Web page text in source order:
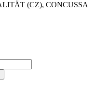
(CZ), CONCUSSA